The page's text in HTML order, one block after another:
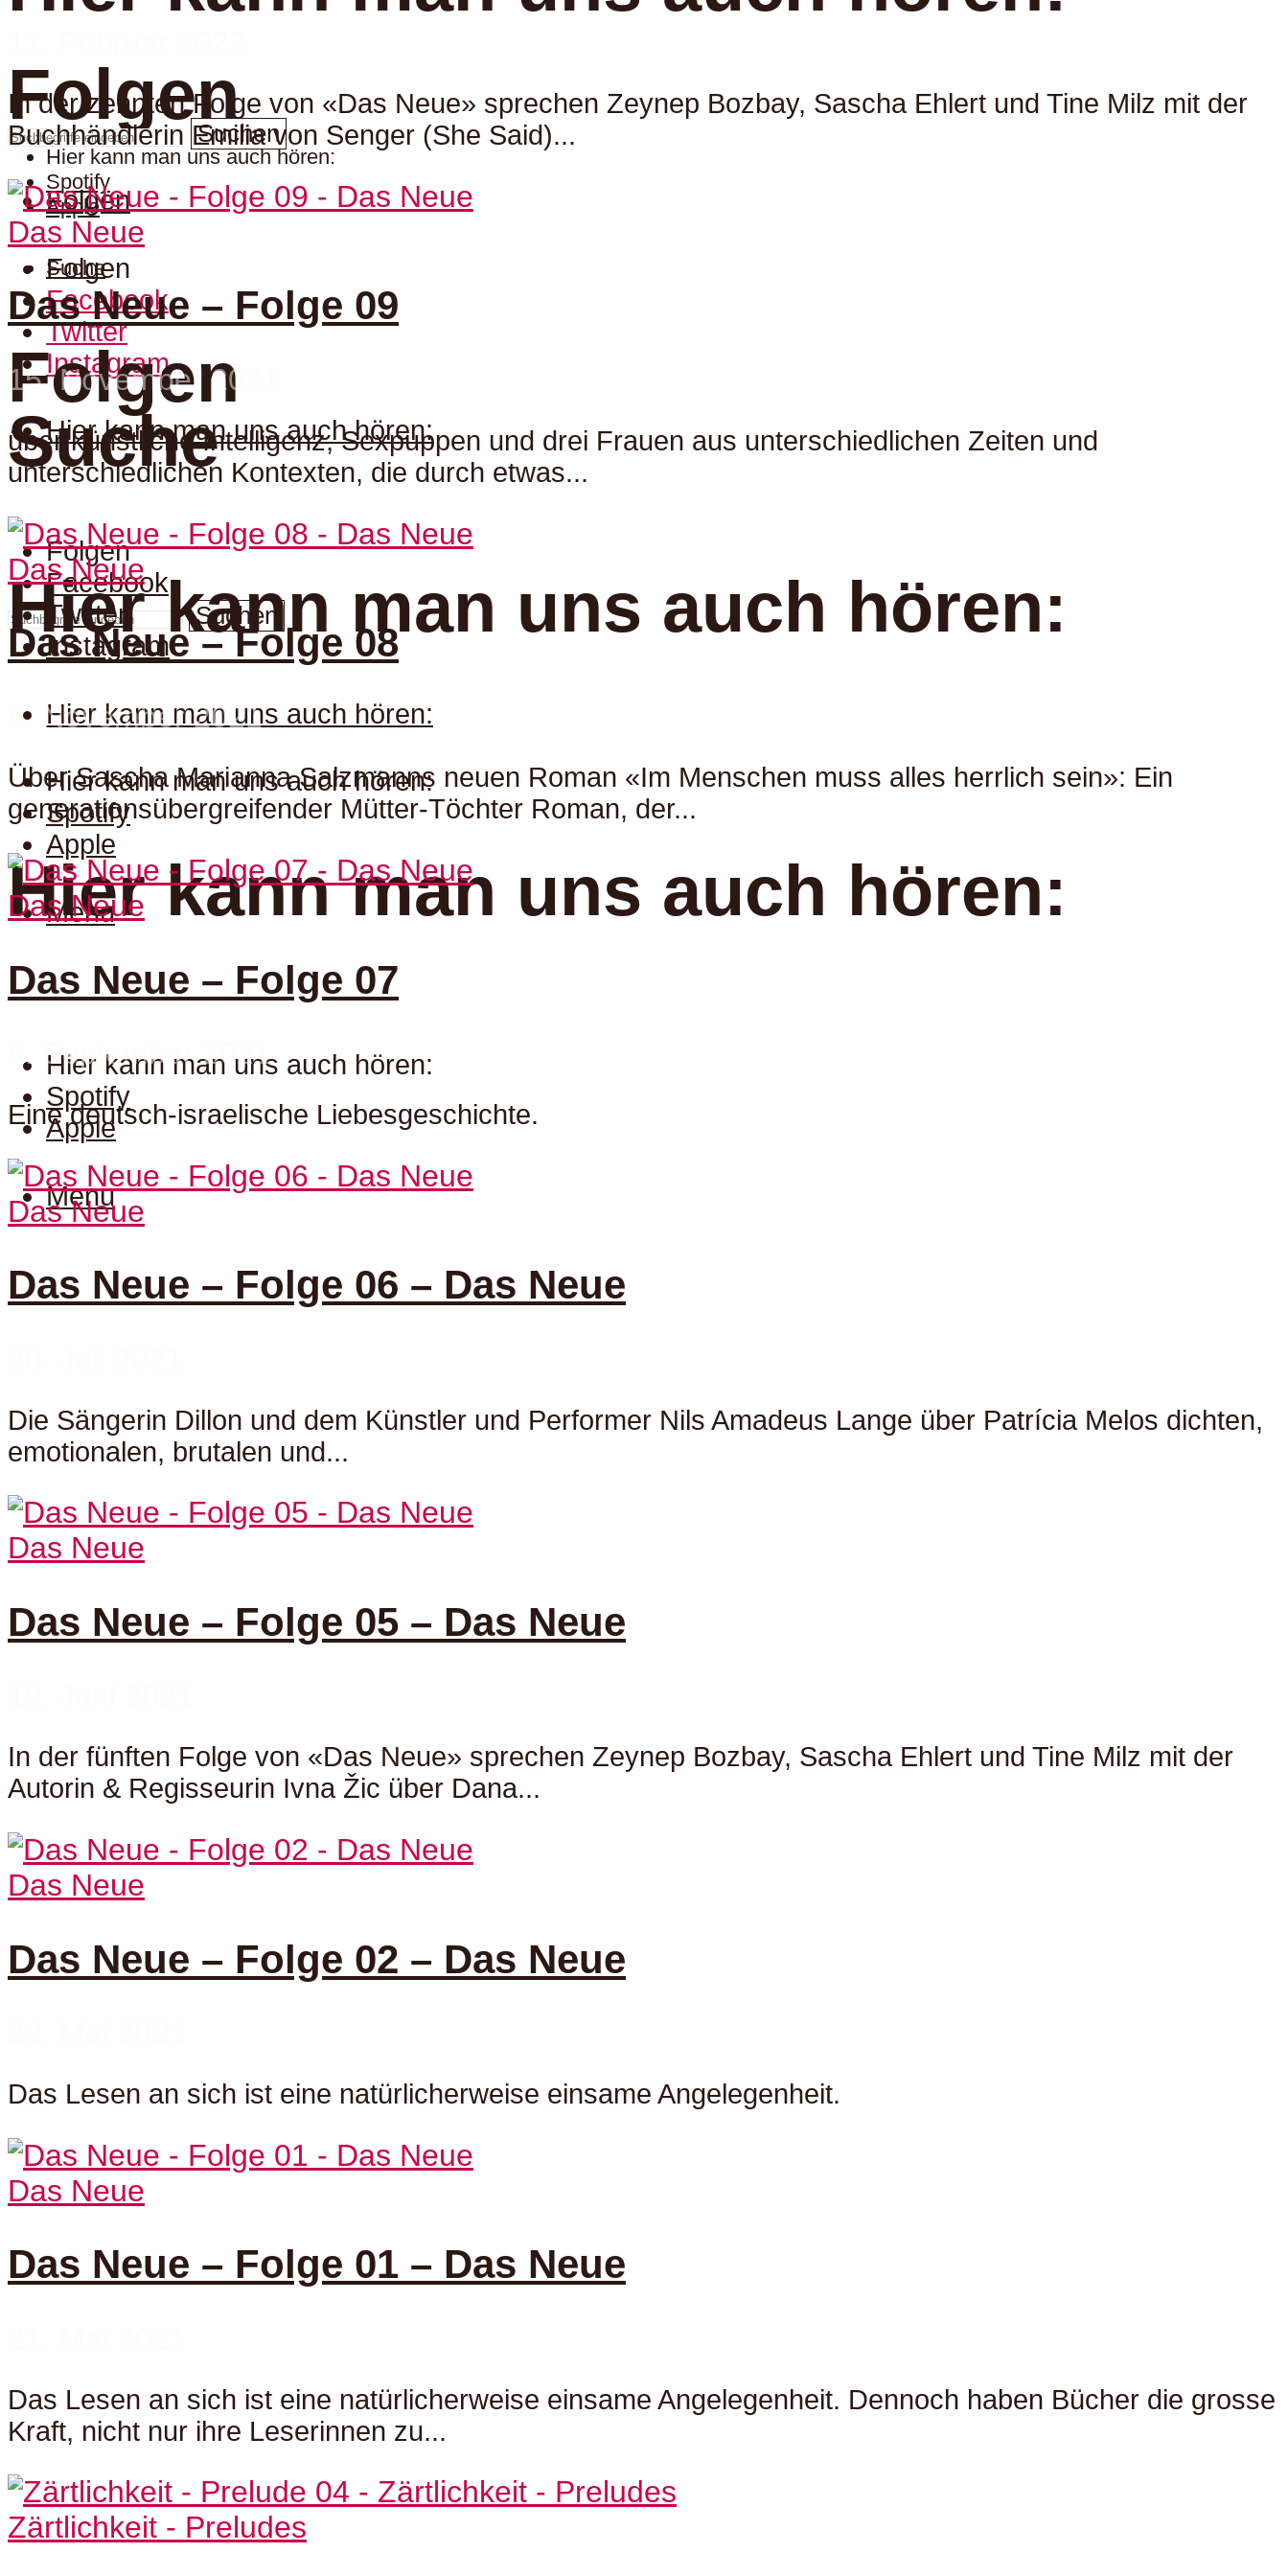
Hier kann man uns auch hören:
Spotify
Apple
Suche
Suche
Suchen
Folgen
Folgen
Facebook
Twitter
Instagram
Hier kann man uns auch hören:
Hier kann man uns auch hören:
Hier kann man uns auch hören:
Spotify
Apple
Menu
Suchen
Folgen
Folgen
Folgen
Facebook
Twitter
Instagram
Hier kann man uns auch hören:
Hier kann man uns auch hören:
Hier kann man uns auch hören:
Spotify
Apple
Menu
In der zehnten Folge von «Das Neue» sprechen Zeynep Bozbay, Sascha Ehlert und Tine Milz mit der
Buchhändlerin Emilia von Senger (She Said)...
Das Neue
Das Neue – Folge 09
15. November 2021
über künstliche Intelligenz, Sexpuppen und drei Frauen aus unterschiedlichen Zeiten und
unterschiedlichen Kontexten, die durch etwas...
Das Neue
Das Neue – Folge 08
6. November 2021
Über Sascha Marianna Salzmanns neuen Roman «Im Menschen muss alles herrlich sein»: Ein
generationsübergreifender Mütter-Töchter Roman, der...
Das Neue
Das Neue – Folge 07
9. September 2021
Eine deutsch-israelische Liebesgeschichte.
Das Neue
Das Neue – Folge 06 – Das Neue
Die Sängerin Dillon und dem Künstler und Performer Nils Amadeus Lange über Patrícia Melos dichten,
emotionalen, brutalen und...
Das Neue
Das Neue – Folge 05 – Das Neue
In der fünften Folge von «Das Neue» sprechen Zeynep Bozbay, Sascha Ehlert und Tine Milz mit der
Autorin & Regisseurin Ivna Žic über Dana...
Das Neue
Das Neue – Folge 02 – Das Neue
Das Lesen an sich ist eine natürlicherweise einsame Angelegenheit.
Das Neue
Das Neue – Folge 01 – Das Neue
Das Lesen an sich ist eine natürlicherweise einsame Angelegenheit. Dennoch haben Bücher die grosse
Kraft, nicht nur ihre Leserinnen zu...
Zärtlichkeit - Preludes